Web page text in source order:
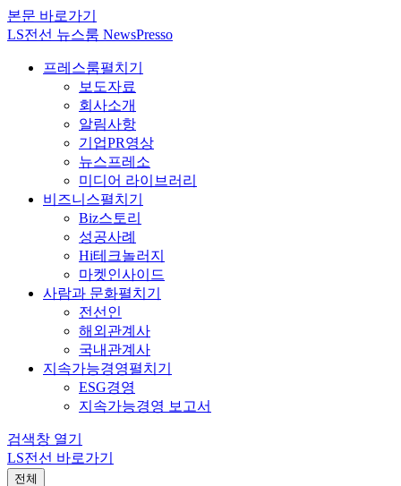
본문 바로가기
LS전선 뉴스룸 NewsPresso
프레스룸펼치기
보도자료
회사소개
알림사항
기업PR영상
뉴스프레소
미디어 라이브러리
비즈니스펼치기
Biz스토리
성공사례
Hi테크놀러지
마켓인사이드
사람과 문화펼치기
전선인
해외관계사
국내관계사
지속가능경영펼치기
ESG경영
지속가능경영 보고서
검색창 열기
LS전선 바로가기
전체